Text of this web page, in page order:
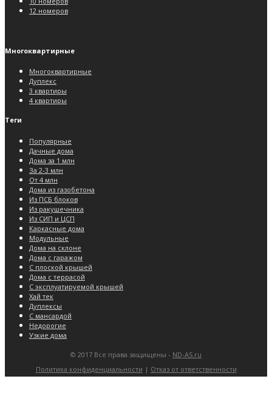
12 номеров
Многоквартирные
Многоквартирные
Дуплекс
3 квартиры
4 квартиры
Теги
Популярные
Дачные дома
Дома за 1 млн
За 2-3 млн
От 4 млн
Дома из газобетона
Из ПСБ блоков
Из ракушечника
Из СИП и ЦСП
Каркасные дома
Модульные
Дома на склоне
Дома с гаражом
С плоской крышей
Дома с террасой
С эксплуатируемой крышей
Хай тек
Дуплексы
С мансардой
Недорогие
Узкие дома
© 2017 Все права защищены - ND-AS.ru
Политика конфиденциальности | Отказ от ответственности